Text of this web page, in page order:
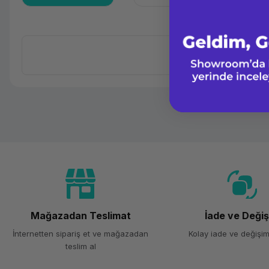
Mağazadan Teslimat
İnternetten sipariş et ve mağazadan
teslim al
İade ve
Kolay iade ve